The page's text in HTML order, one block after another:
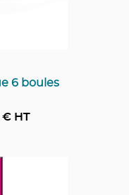
6 boules
€ HT